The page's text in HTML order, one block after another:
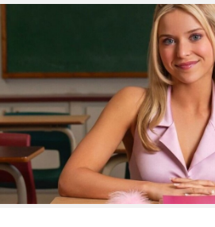
DISKUZE
STATISTIKY
TIRÁŽ